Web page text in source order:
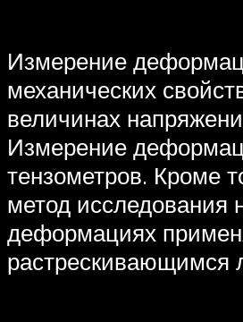
Измерение
механических
величинах
Измерение
тензометров. Кроме
метод исследования
деформациях
растрескивающимся